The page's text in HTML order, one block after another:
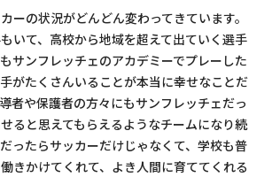
ーの状況がどんどん変わってきています。
いて、高校から地域を超えて出ていく選手
サンフレッチェのアカデミーでプレーした
がたくさんいることが本当に幸せなことだ
者や保護者の方々にもサンフレッチェだっ
ると思えてもらえるようなチームになり続
ったらサッカーだけじゃなくて、学校も普
きかけてくれて、よき人間に育ててくれる